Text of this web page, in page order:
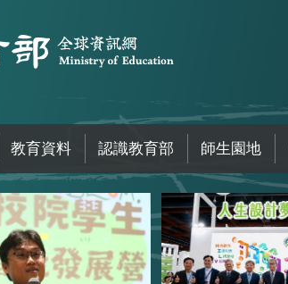
教育資料 認識教育部 師生園地